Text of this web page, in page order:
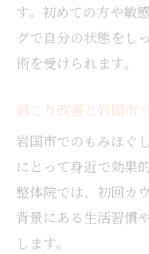
す。初めての方や敏
グで自分の状態をし
術を受けられます。
肩こり改善と岩国市
岩国市でのもみほぐ
にとって身近で効果
整体院では、初回カ
背景にある生活習慣
します。